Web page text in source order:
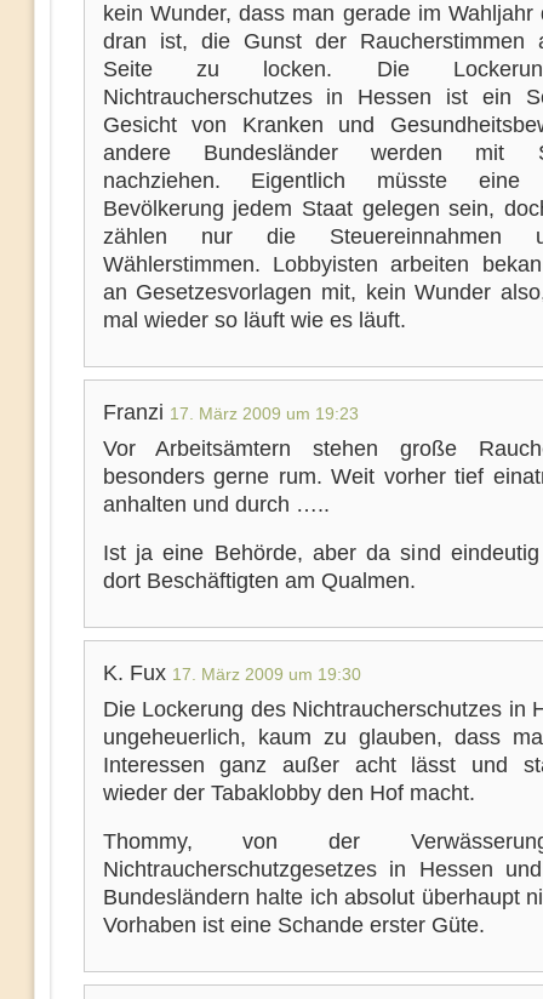
kein Wunder, dass man gerade im Wahljahr
dran ist, die Gunst der Raucherstimmen
Seite zu locken. Die
Nichtraucherschutzes in Hessen ist ein
Gesicht von Kranken und
andere Bundesländer werden mit
nachziehen. Eigentlich müsste eine
Bevölkerung jedem Staat gelegen sein,
zählen nur die Steuereinnahmen
Wählerstimmen. Lobbyisten arbeiten
an Gesetzesvorlagen mit, kein Wunder
mal wieder so läuft wie es läuft.
Franzi 17. März 2009 um 19:23
Vor Arbeitsämtern stehen große
besonders gerne rum. Weit vorher tief
anhalten und durch …..
Ist ja eine Behörde, aber da sind
dort Beschäftigten am Qualmen.
K. Fux 17. März 2009 um 19:30
Die Lockerung des Nichtraucherschutzes in
ungeheuerlich, kaum zu glauben, dass
Interessen ganz außer acht lässt und
wieder der Tabaklobby den Hof macht.
Thommy, von der
Nichtraucherschutzgesetzes in Hessen
Bundesländern halte ich absolut überhaupt
Vorhaben ist eine Schande erster Güte.